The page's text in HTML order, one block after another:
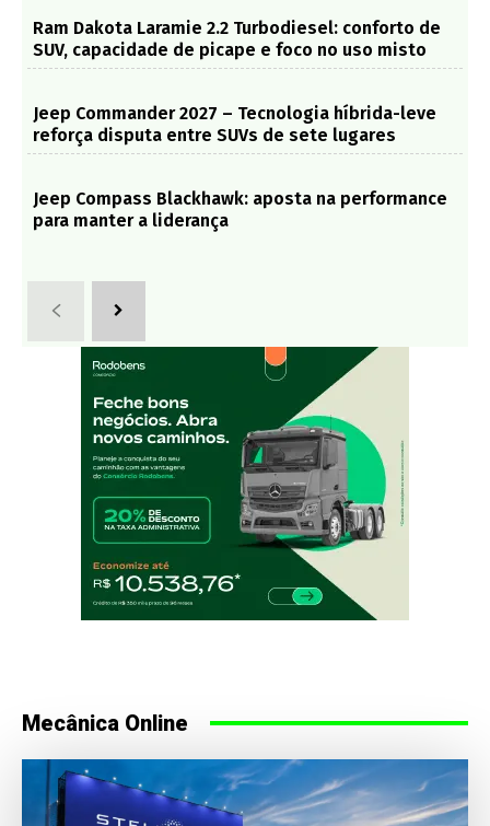
Ram Dakota Laramie 2.2 Turbodiesel: conforto de
SUV, capacidade de picape e foco no uso misto
Jeep Commander 2027 – Tecnologia híbrida-leve
reforça disputa entre SUVs de sete lugares
Jeep Compass Blackhawk: aposta na performance
para manter a liderança
Mecânica Online